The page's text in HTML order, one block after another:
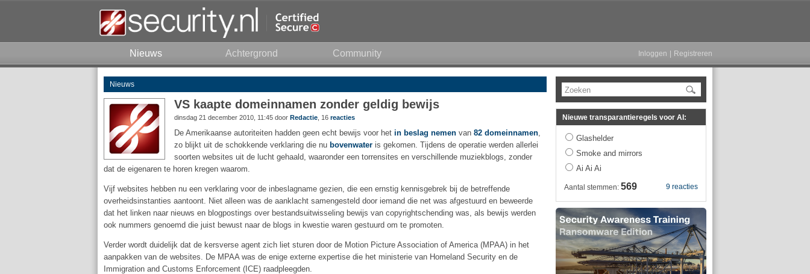
Nieuws Achtergrond Community Inloggen Registreren
Nieuws
VS kaapte domeinnamen zonder geldig bewijs
dinsdag 21 december 2010, 11:45 door Redactie , 16 reacties
De Amerikaanse autoriteiten hadden geen echt bewijs voor het in beslag nemen van 82 domeinnamen,
zo blijkt uit de schokkende verklaring die nu bovenwater is gekomen. Tijdens de operatie werden allerlei
soorten websites uit de lucht gehaald, waaronder een torrensites en verschillende muziekblogs, zonder
dat de eigenaren te horen kregen waarom.
Vijf websites hebben nu een verklaring voor de inbeslagname gezien, die een ernstig kennisgebrek bij de betreffende
overheidsinstanties aantoont. Niet alleen was de aanklacht samengesteld door iemand die net was afgestuurd en beweerde
dat het linken naar nieuws en blogpostings over bestandsuitwisseling bewijs van copyrightschending was, als bewijs werden
ook nummers genoemd die juist bewust naar de blogs in kwestie waren gestuurd om te promoten.
Verder wordt duidelijk dat de kersverse agent zich liet sturen door de Motion Picture Association of America (MPAA) in het
aanpakken van de websites. De MPAA was de enige externe expertise die het ministerie van Homeland Security en de
Immigration and Customs Enforcement (ICE) raadpleegden.
Zoeken
Nieuwe transparantieregels voor AI:
Glashelder
Smoke and mirrors
Ai Ai Ai
9 reacties
Aantal stemmen: 569